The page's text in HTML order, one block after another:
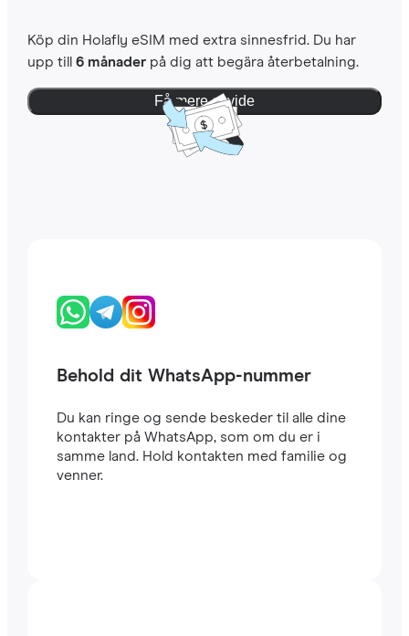
Köp din Holafly eSIM med extra sinnesfrid. Du har
upp till 6 månaderpå dig att begära återbetalning.
Få mere at vide
Behold dit WhatsApp-nummer
Du kan ringe og sende beskeder til alle dine
kontakter på WhatsApp, som om du er i
samme land. Hold kontakten med familie og
venner.